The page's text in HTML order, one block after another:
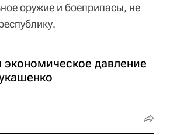
оружие и боеприпасы, не
давление